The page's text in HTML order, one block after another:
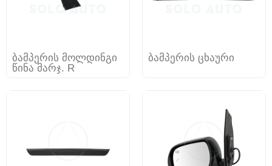
ბამპერის მოლდინგი
წინა მარჯ. R
ბამპერის ცხაური